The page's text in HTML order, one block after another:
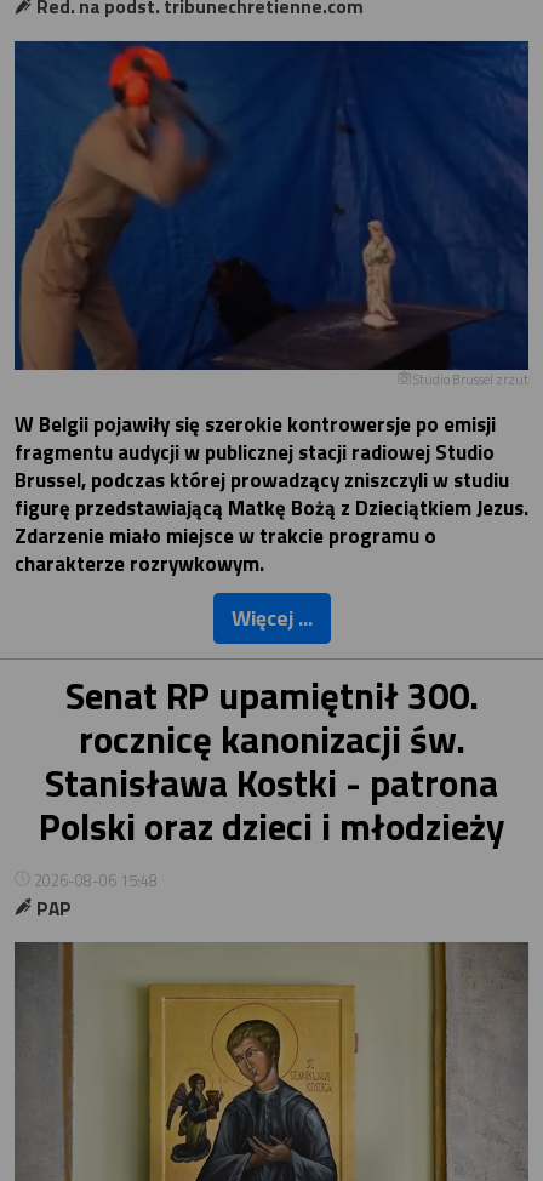
Red. na podst. tribunechretienne.com
Studio Brussel zrzut
W Belgii pojawiły się szerokie kontrowersje po emisji
fragmentu audycji w publicznej stacji radiowej Studio
Brussel, podczas której prowadzący zniszczyli w studiu
figurę przedstawiającą Matkę Bożą z Dzieciątkiem Jezus.
Zdarzenie miało miejsce w trakcie programu o
charakterze rozrywkowym.
Więcej ...
Senat RP upamiętnił 300.
rocznicę kanonizacji św.
Stanisława Kostki - patrona
Polski oraz dzieci i młodzieży
2026-08-06 15:48
PAP